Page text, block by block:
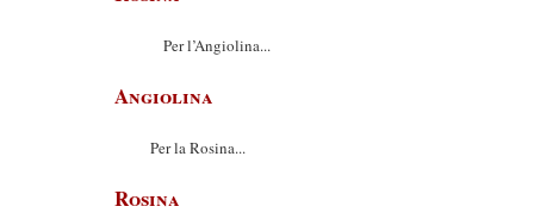
Per l’Angiolina...
Angiolina
Per la Rosina...
Rosina